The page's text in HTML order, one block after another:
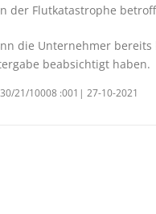
der Flutkatastrophe
die Unternehmer
beabsichtigt haben.
21/10008 :001| 27-10-2021